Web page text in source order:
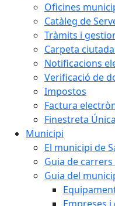
Oficines
Catàleg de
Tràmits i
Carpeta
Notificacions
Verificació de
Impostos
Factura
Finestreta
Municipi
El municipi de
Guia de
Guia del